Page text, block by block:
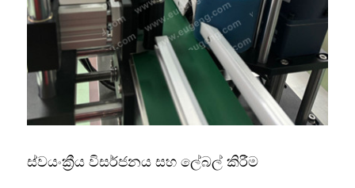
ස්වයංක්‍රීය විසර්ජනය සහ ලේබල් කිරීම